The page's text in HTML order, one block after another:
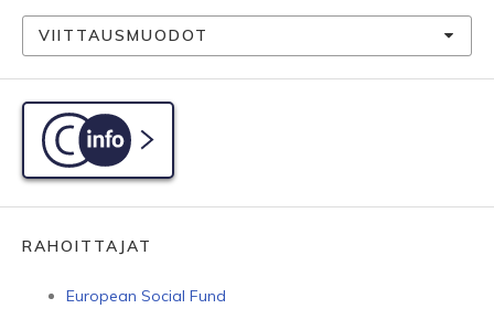
VIITTAUSMUODOT
C-info
RAHOITTAJAT
European Social Fund